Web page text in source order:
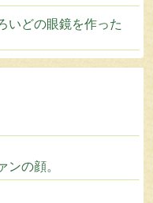
いどの眼鏡を作った
ンの顔。